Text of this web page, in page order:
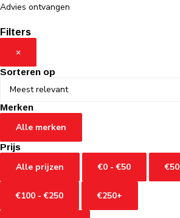
Advies ontvangen
Filters
×
Sorteren op
Merken
Alle merken
Prijs
Alle prijzen €0 - €50
€100 - €250 €250+